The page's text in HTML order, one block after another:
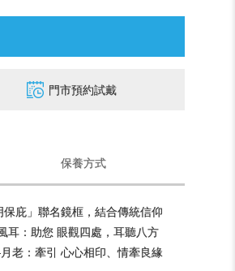
門市預約試戴
保養方式
庇」聯名鏡框，結合傳統信仰
：助您 眼觀四處，耳聽八方
：牽引 心心相印、情牽良緣